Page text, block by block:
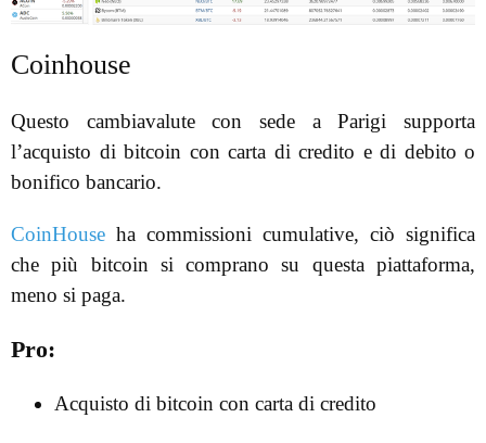
Coinhouse
Questo cambiavalute con sede a Parigi supporta
l’acquisto di bitcoin con carta di credito e di debito o
bonifico bancario.
CoinHouse ha commissioni cumulative, ciò significa
che più bitcoin si comprano su questa piattaforma,
meno si paga.
Pro:
Acquisto di bitcoin con carta di credito